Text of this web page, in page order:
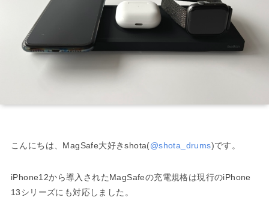
こんにちは、MagSafe大好きshota(@shota_drums)です。
iPhone12から導入されたMagSafeの充電規格は現行のiPhone
13シリーズにも対応しました。